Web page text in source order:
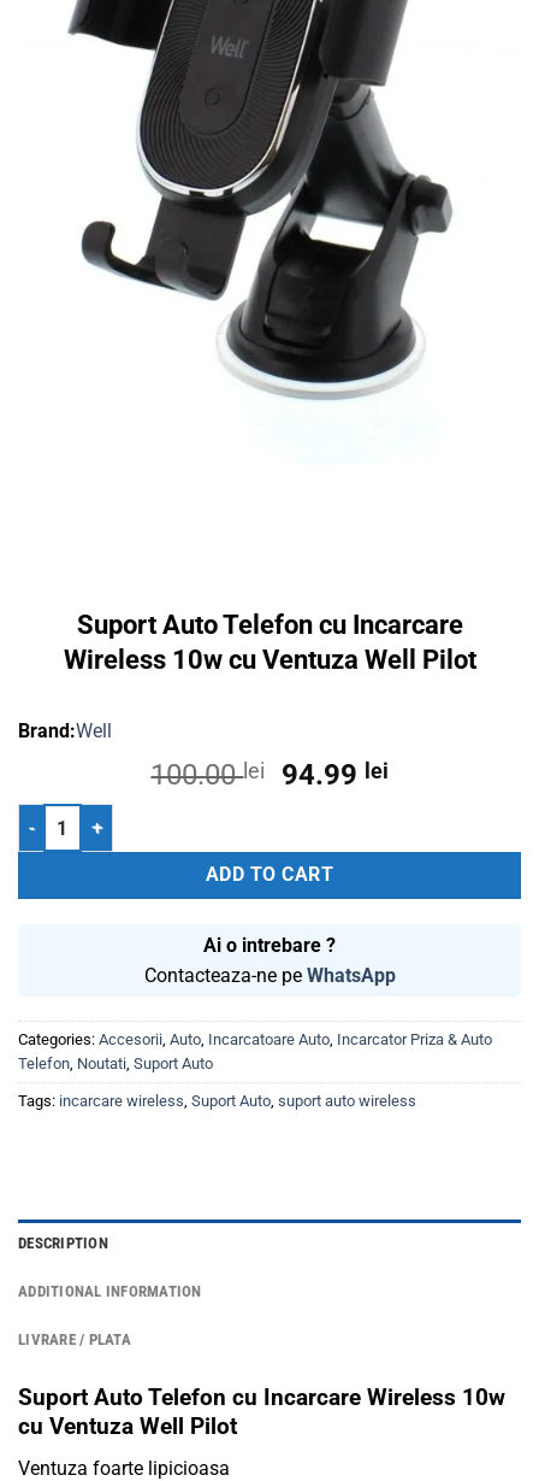
Suport Auto Telefon cu Incarcare
Wireless 10w cu Ventuza Well Pilot
Well
100.00lei
Original
100.00 lei.
94.99 leiCurrent
94.99 lei.
Suport Auto Telefon cu Incarcare Wireless 10w cu Ventuza Well
ADD TO CART
Ai o intrebare ?
Contacteaza-ne pe WhatsApp
Categories: Accesorii, Auto, Incarcatoare Auto, Incarcator Priza & Auto
Telefon, Noutati, Suport Auto
Tags: incarcare wireless, Suport Auto, suport auto wireless
DESCRIPTION
ADDITIONAL INFORMATION
LIVRARE / PLATA
Suport Auto Telefon cu Incarcare Wireless 10w
cu Ventuza Well Pilot
Ventuza foarte lipicioasa